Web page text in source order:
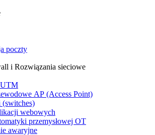
poczty
i Rozwiązania sieciowe
UTM
AP (Access Point)
(switches)
webowych
przemysłowej OT
awaryjne